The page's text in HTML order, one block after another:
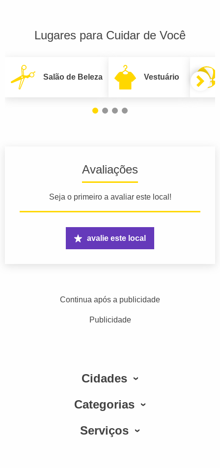
Lugares para Cuidar de Você
Salão de Beleza Vestuário
Avaliações
Seja o primeiro a avaliar este local!
avalie este local
Continua após a publicidade
Publicidade
Cidades
Categorias
Serviços